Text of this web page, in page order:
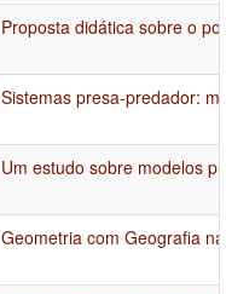
Proposta didática sobre o
Sistemas presa-predador:
Um estudo sobre modelos
Geometria com Geografia